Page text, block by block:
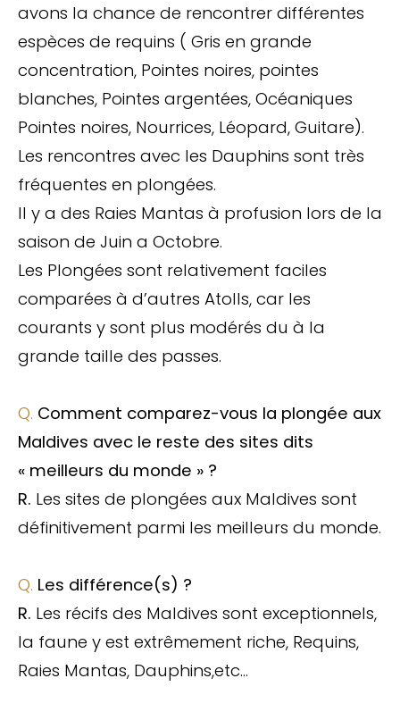
avons la chance de rencontrer différentes
espèces de requins ( Gris en grande
concentration, Pointes noires, pointes
blanches, Pointes argentées, Océaniques
Pointes noires, Nourrices, Léopard, Guitare).
Les rencontres avec les Dauphins sont très
fréquentes en plongées.
Il y a des Raies Mantas à profusion lors de la
saison de Juin a Octobre.
Les Plongées sont relativement faciles
comparées à d’autres Atolls, car les
courants y sont plus modérés du à la
grande taille des passes.
Q. Comment comparez-vous la plongée aux
Maldives avec le reste des sites dits
« meilleurs du monde » ?
R. Les sites de plongées aux Maldives sont
définitivement parmi les meilleurs du monde.
Q. Les différence(s) ?
R. Les récifs des Maldives sont exceptionnels,
la faune y est extrêmement riche, Requins,
Raies Mantas, Dauphins,etc…